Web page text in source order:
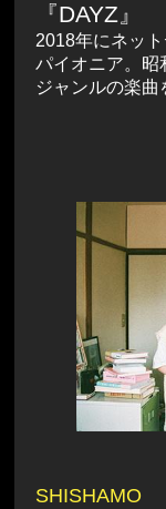
『DAYZ』
2018年にネッ
パイオニア。昭
ジャンルの楽曲
SHISHAMO